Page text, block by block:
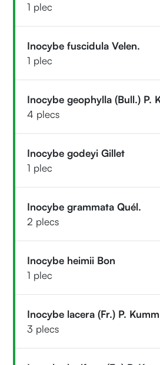
1 plec
Inocybe fuscidula Velen.
1 plec
Inocybe geophylla (Bull.) P.
4 plecs
Inocybe godeyi Gillet
1 plec
Inocybe grammata Quél.
2 plecs
Inocybe heimii Bon
1 plec
Inocybe lacera (Fr.) P.
3 plecs